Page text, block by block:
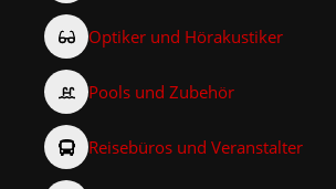
Optiker und Hörakustiker
Pools und Zubehör
Reisebüros und Veranstalter